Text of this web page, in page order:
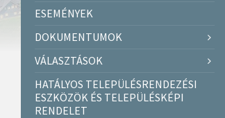
ESEMÉNYEK
DOKUMENTUMOK
VÁLASZTÁSOK
HATÁLYOS TELEPÜLÉSRENDEZÉSI
ESZKÖZÖK ÉS TELEPÜLÉSKÉPI
RENDELET